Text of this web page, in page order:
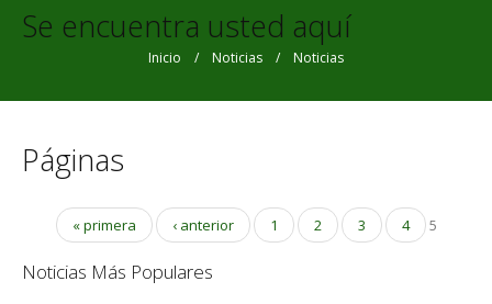
Se encuentra usted aquí
Inicio / Noticias / Noticias
Páginas
« primera ‹ anterior 1 2 3 4 5
Noticias Más Populares